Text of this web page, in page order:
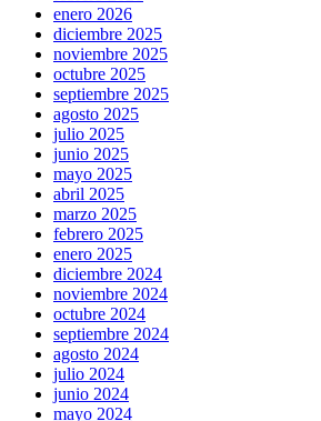
enero 2026
diciembre 2025
noviembre 2025
octubre 2025
septiembre 2025
agosto 2025
julio 2025
junio 2025
mayo 2025
abril 2025
marzo 2025
febrero 2025
enero 2025
diciembre 2024
noviembre 2024
octubre 2024
septiembre 2024
agosto 2024
julio 2024
junio 2024
mayo 2024